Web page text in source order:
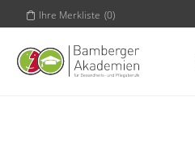
Ihre Merkliste (0)